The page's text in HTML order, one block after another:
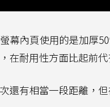
幕內頁使用的是加厚
在耐用性方面比起前代
還有相當一段距離，